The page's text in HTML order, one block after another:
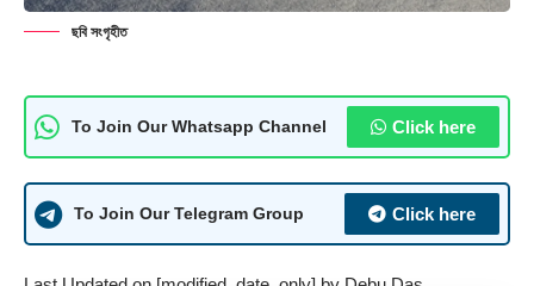
ছবি সংগৃহীত
To Join Our Whatsapp Channel Click here
To Join Our Telegram Group Click here